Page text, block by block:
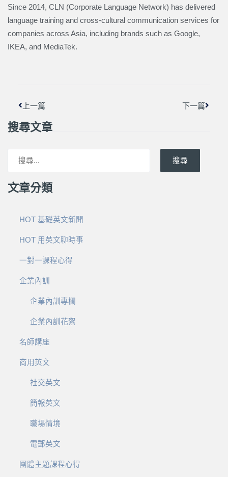
Since 2014, CLN (Corporate Language Network) has delivered
language training and cross-cultural communication services for
companies across Asia, including brands such as Google,
IKEA, and MediaTek.
上一篇 下一篇
搜尋文章
搜尋
文章分類
HOT 基礎英文新聞
HOT 用英文聊時事
一對一課程心得
企業內訓
企業內訓專欄
企業內訓花絮
名師講座
商用英文
社交英文
簡報英文
職場情境
電郵英文
團體主題課程心得